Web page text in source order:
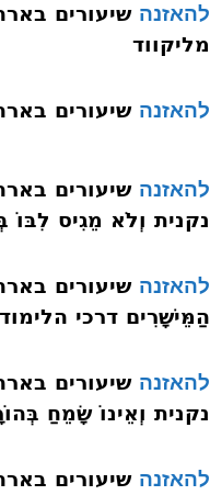
להאזנה
מליקווד
להאזנה שיעורים בארה”ב
להאזנה
נקנית וְלֹא מֵגִיס לִבּוֹ
להאזנה
הַמֵּישָׁרִים דרכי
להאזנה
נקנית וְאֵינוֹ שָׂמֵחַ
להאזנה